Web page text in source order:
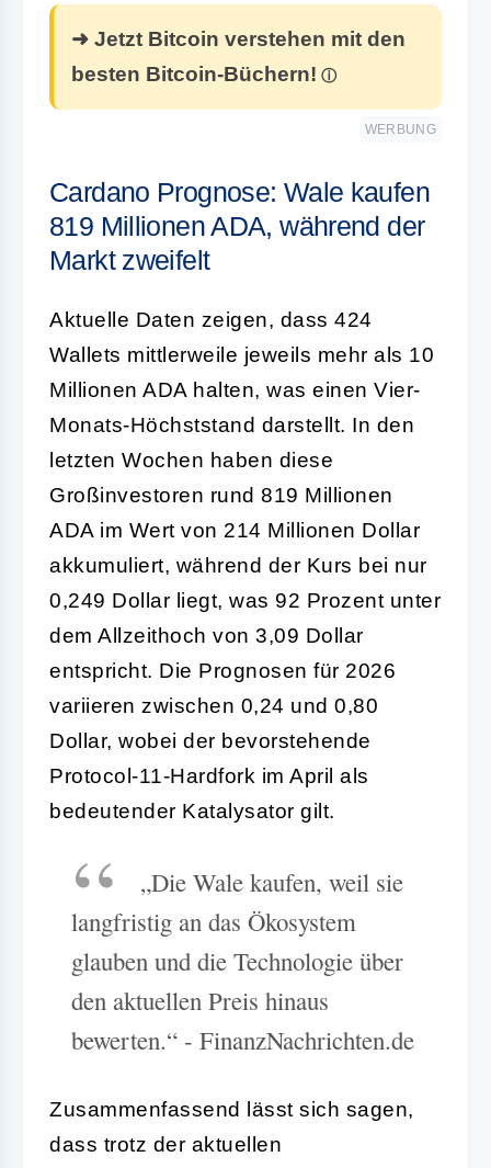
➜ Jetzt Bitcoin verstehen mit den
besten Bitcoin-Büchern!
WERBUNG
Cardano Prognose: Wale kaufen
819 Millionen ADA, während der
Markt zweifelt
Aktuelle Daten zeigen, dass 424
Wallets mittlerweile jeweils mehr als 10
Millionen ADA halten, was einen Vier-
Monats-Höchststand darstellt. In den
letzten Wochen haben diese
Großinvestoren rund 819 Millionen
ADA im Wert von 214 Millionen Dollar
akkumuliert, während der Kurs bei nur
0,249 Dollar liegt, was 92 Prozent unter
dem Allzeithoch von 3,09 Dollar
entspricht. Die Prognosen für 2026
variieren zwischen 0,24 und 0,80
Dollar, wobei der bevorstehende
Protocol-11-Hardfork im April als
bedeutender Katalysator gilt.
„Die Wale kaufen, weil sie
langfristig an das Ökosystem
glauben und die Technologie über
den aktuellen Preis hinaus
bewerten.“ - FinanzNachrichten.de
Zusammenfassend lässt sich sagen,
dass trotz der aktuellen